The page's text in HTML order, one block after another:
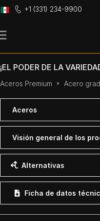
+1 (331) 234-9900
al
¡EL PODER DE LA
Aceros Premium Acero
Aceros
Visión general de los
Alternativas
Ficha de datos